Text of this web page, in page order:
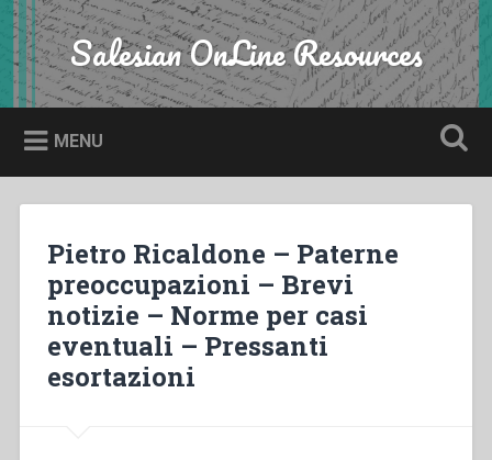
Skip
to
content
Search Salesian OnLine Resources
MENU
Pietro Ricaldone – Paterne
preoccupazioni – Brevi
notizie – Norme per casi
eventuali – Pressanti
esortazioni